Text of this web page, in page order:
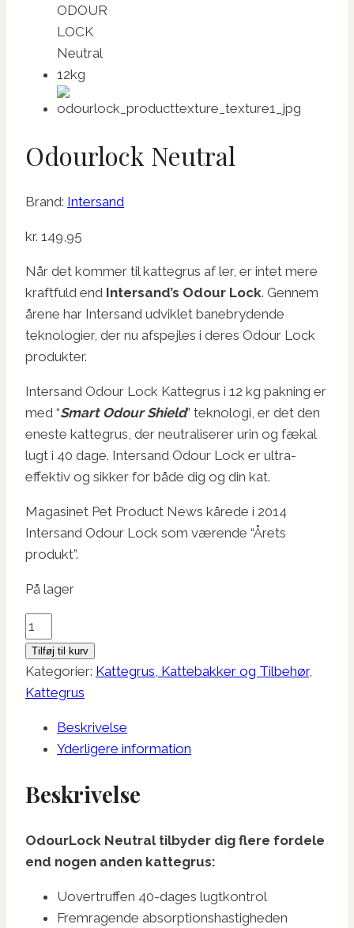
Odourlock Neutral
Brand: Intersand
kr. 149,95
Når det kommer til kattegrus af ler, er intet mere
kraftfuld end Intersand’s Odour Lock. Gennem
årene har Intersand udviklet banebrydende
teknologier, der nu afspejles i deres Odour Lock
produkter.
Intersand Odour Lock Kattegrus i 12 kg pakning er
med “Smart Odour Shield” teknologi, er det den
eneste kattegrus, der neutraliserer urin og fækal
lugt i 40 dage. Intersand Odour Lock er ultra-
effektiv og sikker for både dig og din kat.
Magasinet Pet Product News kårede i 2014
Intersand Odour Lock som værende “Årets
produkt”.
På lager
Odourlock
Neutral
antal
Tilføj til kurv
Kategorier: Kattegrus, Kattebakker og Tilbehør,
Kattegrus
Beskrivelse
Yderligere information
Beskrivelse
OdourLock Neutral tilbyder dig flere fordele
end nogen anden kattegrus:
Uovertruffen 40-dages lugtkontrol
Fremragende absorptionshastigheden